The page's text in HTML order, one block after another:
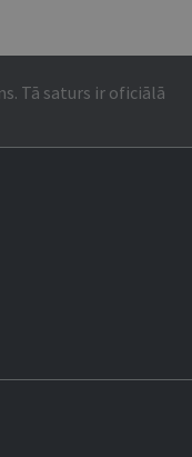
Tā saturs ir oficiālā